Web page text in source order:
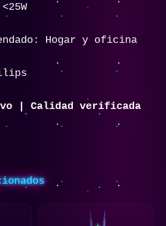
Hogar y oficina
| Calidad verificada